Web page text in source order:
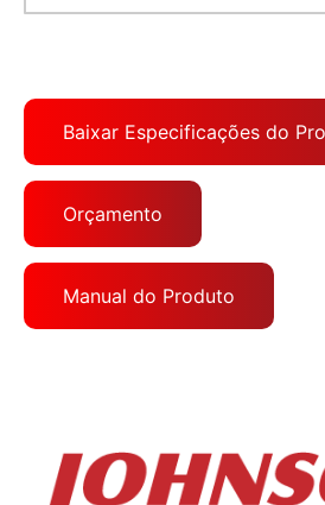
Baixar Especificações do
Orçamento
Manual do Produto